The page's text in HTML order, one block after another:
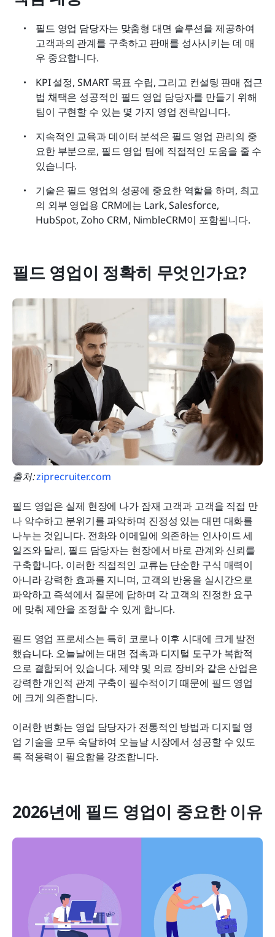
필드 영업 담당자는 맞춤형 대면 솔루션을 제공하여
고객과의 관계를 구축하고 판매를 성사시키는 데 매
우 중요합니다.
KPI 설정, SMART 목표 수립, 그리고 컨설팅 판매 접근
법 채택은 성공적인 필드 영업 담당자를 만들기 위해
팀이 구현할 수 있는 몇 가지 영업 전략입니다.
지속적인 교육과 데이터 분석은 필드 영업 관리의 중
요한 부분으로, 필드 영업 팀에 직접적인 도움을 줄 수
있습니다.
기술은 필드 영업의 성공에 중요한 역할을 하며, 최고
의 외부 영업용 CRM에는 Lark, Salesforce,
HubSpot, Zoho CRM, NimbleCRM이 포함됩니다.
필드 영업이 정확히 무엇인가요?
출처: ziprecruiter.com
필드 영업은 실제 현장에 나가 잠재 고객과 고객을 직접 만
나 악수하고 분위기를 파악하며 진정성 있는 대면 대화를
나누는 것입니다. 전화와 이메일에 의존하는 인사이드 세
일즈와 달리, 필드 담당자는 현장에서 바로 관계와 신뢰를
구축합니다. 이러한 직접적인 교류는 단순한 구식 매력이
아니라 강력한 효과를 지니며, 고객의 반응을 실시간으로
파악하고 즉석에서 질문에 답하며 각 고객의 진정한 요구
에 맞춰 제안을 조정할 수 있게 합니다.
필드 영업 프로세스는 특히 코로나 이후 시대에 크게 발전
했습니다. 오늘날에는 대면 접촉과 디지털 도구가 복합적
으로 결합되어 있습니다. 제약 및 의료 장비와 같은 산업은
강력한 개인적 관계 구축이 필수적이기 때문에 필드 영업
에 크게 의존합니다.
이러한 변화는 영업 담당자가 전통적인 방법과 디지털 영
업 기술을 모두 숙달하여 오늘날 시장에서 성공할 수 있도
록 적응력이 필요함을 강조합니다.
2026년에 필드 영업이 중요한 이유